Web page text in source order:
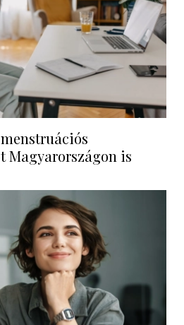
Magyarországon is